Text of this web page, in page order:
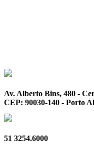
Av. Alberto Bins, 480 -
CEP: 90030-140 - Porto
51 3254.6000